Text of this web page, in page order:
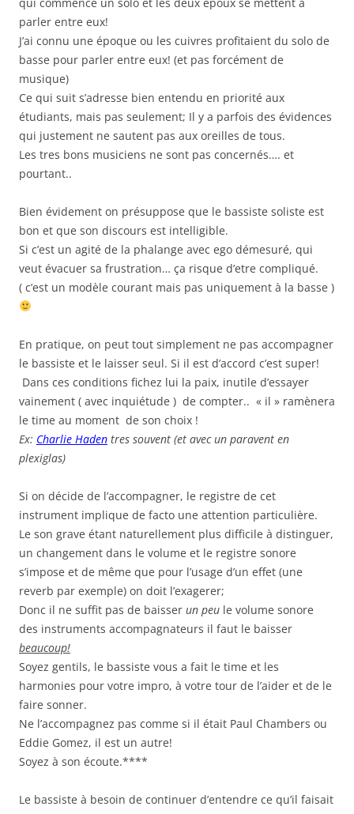
parler entre eux!
J’ai connu une époque ou les cuivres profitaient du solo de
basse pour parler entre eux! (et pas forcément de
musique)
Ce qui suit s’adresse bien entendu en priorité aux
étudiants, mais pas seulement; Il y a parfois des évidences
qui justement ne sautent pas aux oreilles de tous.
Les tres bons musiciens ne sont pas concernés…. et
pourtant..
Bien évidement on présuppose que le bassiste soliste est
bon et que son discours est intelligible.
Si c’est un agité de la phalange avec ego démesuré, qui
veut évacuer sa frustration… ça risque d’etre compliqué.
( c’est un modèle courant mais pas uniquement à la basse )
En pratique, on peut tout simplement ne pas accompagner
le bassiste et le laisser seul. Si il est d’accord c’est super!
Dans ces conditions fichez lui la paix, inutile d’essayer
vainement ( avec inquiétude ) de compter.. « il » ramènera
le time au moment de son choix !
Ex: Charlie Haden tres souvent (et avec un paravent en
plexiglas)
Si on décide de l’accompagner, le registre de cet
instrument implique de facto une attention particulière.
Le son grave étant naturellement plus difficile à distinguer,
un changement dans le volume et le registre sonore
s’impose et de même que pour l’usage d’un effet (une
reverb par exemple) on doit l’exagerer;
Donc il ne suffit pas de baisser un peu le volume sonore
des instruments accompagnateurs il faut le baisser
beaucoup!
Soyez gentils, le bassiste vous a fait le time et les
harmonies pour votre impro, à votre tour de l’aider et de le
faire sonner.
Ne l’accompagnez pas comme si il était Paul Chambers ou
Eddie Gomez, il est un autre!
Soyez à son écoute.****
Le bassiste à besoin de continuer d’entendre ce qu’il faisait